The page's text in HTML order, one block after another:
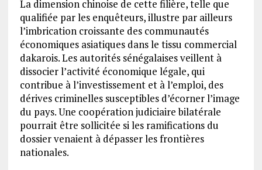
La dimension chinoise de cette filière, telle que
qualifiée par les enquêteurs, illustre par ailleurs
l’imbrication croissante des communautés
économiques asiatiques dans le tissu commercial
dakarois. Les autorités sénégalaises veillent à
dissocier l’activité économique légale, qui
contribue à l’investissement et à l’emploi, des
dérives criminelles susceptibles d’écorner l’image
du pays. Une coopération judiciaire bilatérale
pourrait être sollicitée si les ramifications du
dossier venaient à dépasser les frontières
nationales.